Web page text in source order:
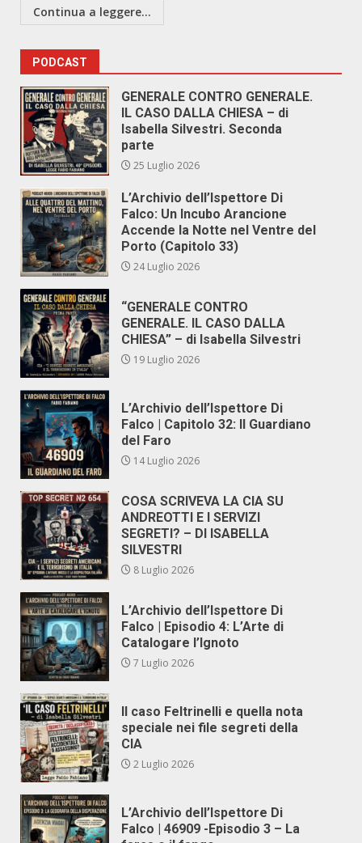
Continua a leggere...
PODCAST
GENERALE CONTRO GENERALE.
IL CASO DALLA CHIESA – di
Isabella Silvestri. Seconda
parte
25 Luglio 2026
L’Archivio dell’Ispettore Di
Falco: Un Incubo Arancione
Accende la Notte nel Ventre del
Porto (Capitolo 33)
24 Luglio 2026
“GENERALE CONTRO
GENERALE. IL CASO DALLA
CHIESA” – di Isabella Silvestri
19 Luglio 2026
L’Archivio dell’Ispettore Di
Falco | Capitolo 32: Il Guardiano
del Faro
14 Luglio 2026
COSA SCRIVEVA LA CIA SU
ANDREOTTI E I SERVIZI
SEGRETI? – DI ISABELLA
SILVESTRI
8 Luglio 2026
L’Archivio dell’Ispettore Di
Falco | Episodio 4: L’Arte di
Catalogare l’Ignoto
7 Luglio 2026
Il caso Feltrinelli e quella nota
speciale nei file segreti della
CIA
2 Luglio 2026
L’Archivio dell’Ispettore Di
Falco | 46909 -Episodio 3 – La